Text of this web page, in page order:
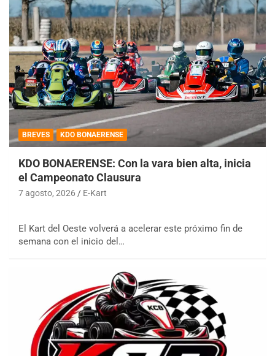
BREVES KDO BONAERENSE
KDO BONAERENSE: Con la vara bien alta, inicia
el Campeonato Clausura
7 agosto, 2026 E-Kart
El Kart del Oeste volverá a acelerar este próximo fin de
semana con el inicio del…